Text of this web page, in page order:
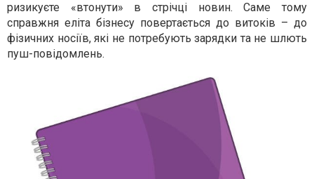
ризикуєте «втонути» в стрічці новин. Саме тому
справжня еліта бізнесу повертається до витоків – до
фізичних носіїв, які не потребують зарядки та не шлють
пуш-повідомлень.